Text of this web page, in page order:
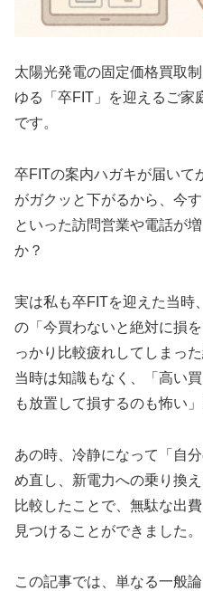
太陽光発電の固定価格買取
ゆる「卒FIT」を迎えるご家
です。
卒FITの案内ハガキが届いて
がガクッと下がるから、今
といった訪問営業や電話が
か？
実は私も卒FITを迎えた当時
の「今買わないと絶対に損
っかり比較疲れしてしまった
当時は知識もなく、「高い
も放置して損するのも怖い
あの時、冷静になって「自
め直し、新電力への乗り換
比較したことで、無駄な出
見つけることができました。
この記事では、単なる一般論